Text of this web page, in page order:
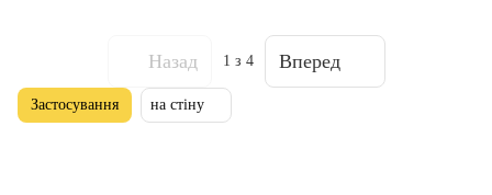
Назад 1 з 4 Вперед
Застосування на стіну